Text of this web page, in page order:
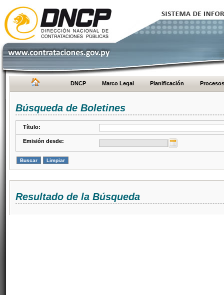
DNCP Marco Legal Planificación Procesos
Búsqueda de Boletines
Título:
Emisión desde:
Resultado de la Búsqueda